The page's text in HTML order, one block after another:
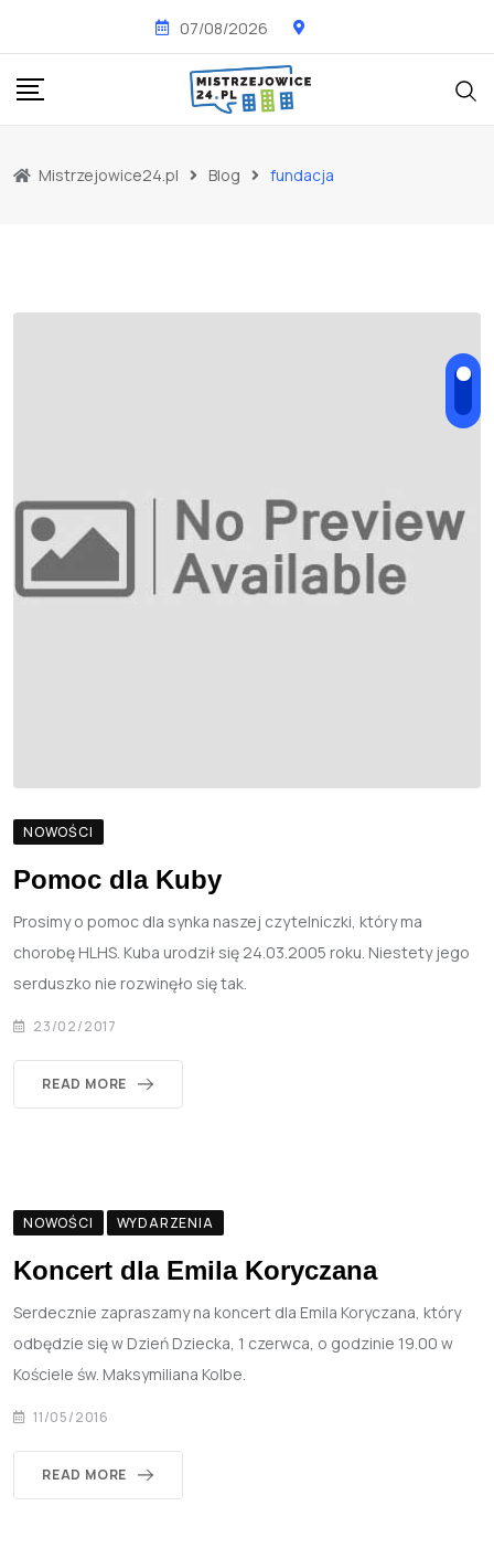
content
07/08/2026
Mistrzejowice24.pl Blog fundacja
NOWOŚCI
Pomoc dla Kuby
Prosimy o pomoc dla synka naszej czytelniczki, który ma
chorobę HLHS. Kuba urodził się 24.03.2005 roku. Niestety jego
serduszko nie rozwinęło się tak.
23/02/2017
READ MORE
NOWOŚCI WYDARZENIA
Koncert dla Emila Koryczana
Serdecznie zapraszamy na koncert dla Emila Koryczana, który
odbędzie się w Dzień Dziecka, 1 czerwca, o godzinie 19.00 w
Kościele św. Maksymiliana Kolbe.
11/05/2016
READ MORE